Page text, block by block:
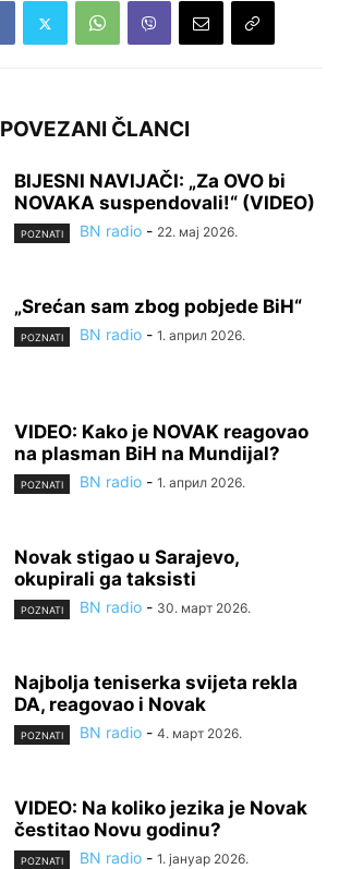
POVEZANI ČLANCI
BIJESNI NAVIJAČI: „Za OVO bi
NOVAKA suspendovali!“ (VIDEO)
POZNATI BN radio - 22. мај 2026.
„Srećan sam zbog pobjede BiH“
POZNATI BN radio - 1. април 2026.
VIDEO: Kako je NOVAK reagovao
na plasman BiH na Mundijal?
POZNATI BN radio - 1. април 2026.
Novak stigao u Sarajevo,
okupirali ga taksisti
POZNATI BN radio - 30. март 2026.
Najbolja teniserka svijeta rekla
DA, reagovao i Novak
POZNATI BN radio - 4. март 2026.
VIDEO: Na koliko jezika je Novak
čestitao Novu godinu?
POZNATI BN radio - 1. јануар 2026.